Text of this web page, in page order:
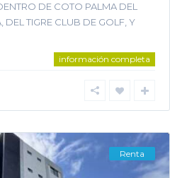
DE COTO PALMA DEL
DEL TIGRE CLUB DE GOLF, Y
información completa
Renta